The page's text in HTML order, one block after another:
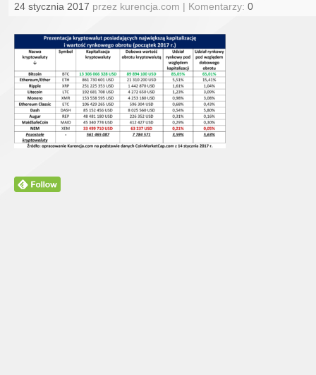
24 stycznia 2017 przez kurencja.com | Komentarzy: 0